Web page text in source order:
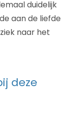
duidelijk
aan de liefde
naar het
deze